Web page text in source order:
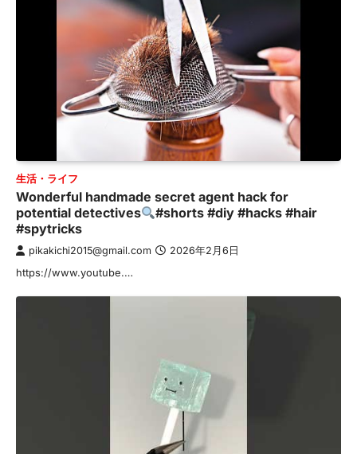
生活・ライフ
Wonderful handmade secret agent hack for
potential detectives
#shorts #diy #hacks #hair
#spytricks
pikakichi2015@gmail.com 2026年2月6日
https://www.youtube.…